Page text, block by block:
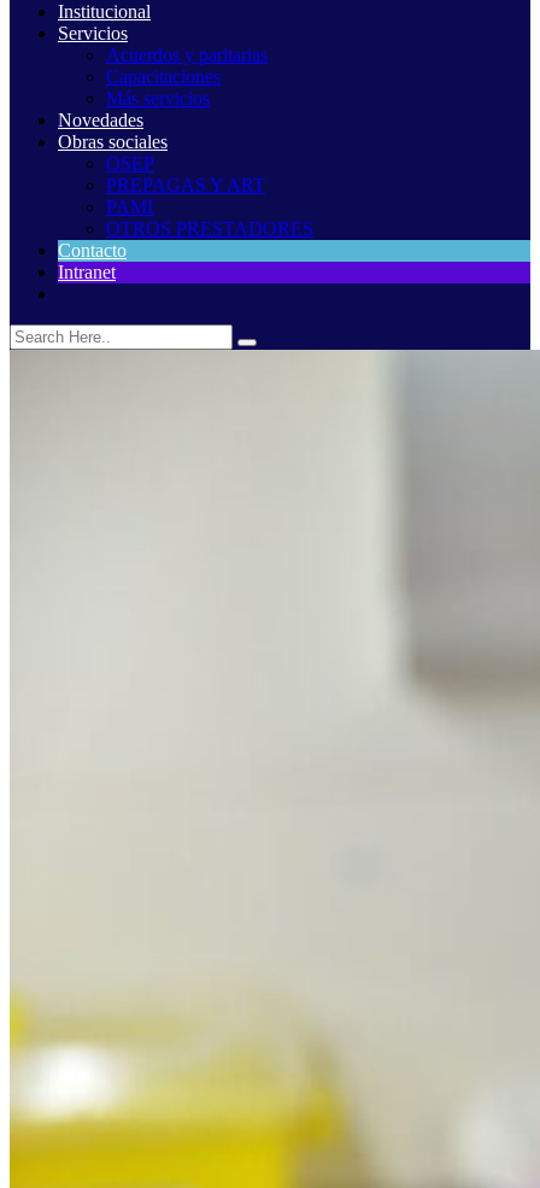
Institucional
Servicios
Acuerdos y paritarias
Capacitaciones
Más servicios
Novedades
Obras sociales
OSEP
PREPAGAS Y ART
PAMI
OTROS PRESTADORES
Contacto
Intranet